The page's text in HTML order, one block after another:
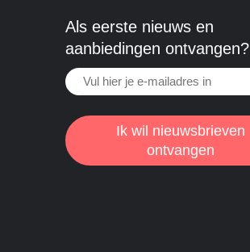
Als eerste nieuws en
aanbiedingen ontvangen?
Ik wil nieuwsbrieven
ontvangen